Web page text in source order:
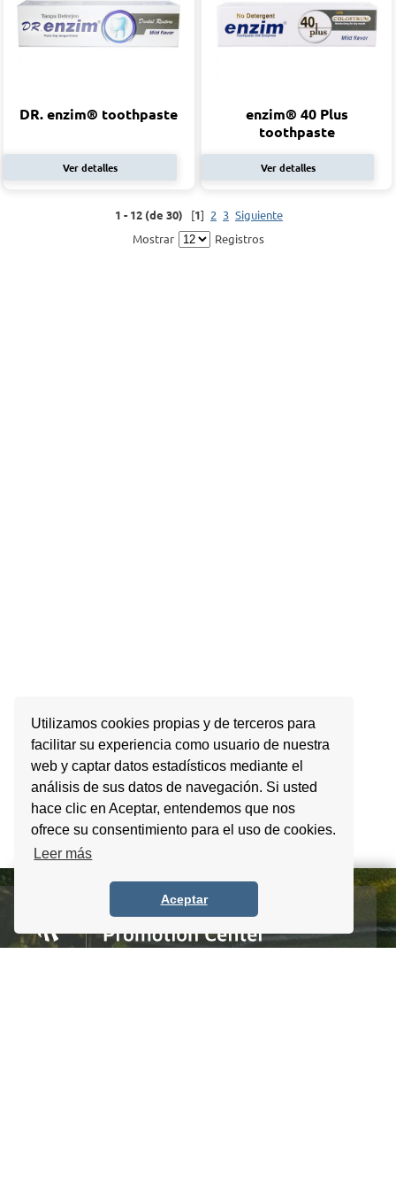
Utilizamos cookies propias y de terceros para
facilitar su experiencia como usuario de nuestra
web y captar datos estadísticos mediante el
análisis de sus datos de navegación. Si usted
hace clic en Aceptar, entendemos que nos
ofrece su consentimiento para el uso de cookies.
Leer más
Aceptar
DR. enzim® toothpaste
Ver detalles
enzim® 40 Plus
toothpaste
Ver detalles
1 - 12 (de 30) [1] 2 3 Siguiente
Mostrar
Registros